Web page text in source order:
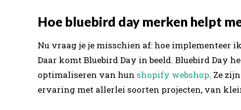
Hoe bluebird day merken helpt
Nu vraag je je misschien af: hoe implementeer
Daar komt Bluebird Day in beeld. Bluebird Day
optimaliseren van hun shopify webshop. Ze
ervaring met allerlei soorten projecten, van